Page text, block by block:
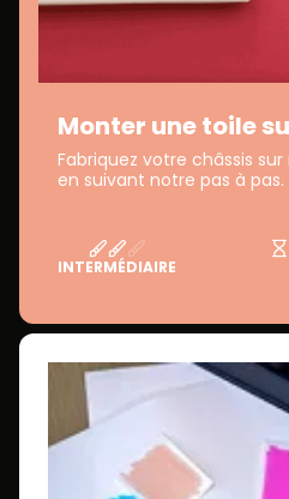
Monter une toile
Fabriquez votre châssis
en suivant notre pas à pas.
INTERMÉDIAIRE